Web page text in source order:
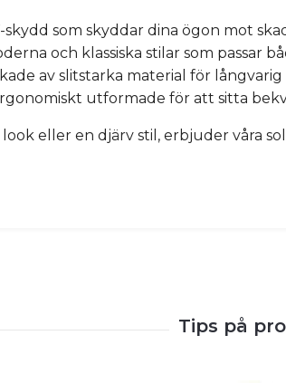
skydd som skyddar dina ögon mot
och klassiska stilar som passar
av slitstarka material för
utformade för att sitta
eller en djärv stil, erbjuder våra